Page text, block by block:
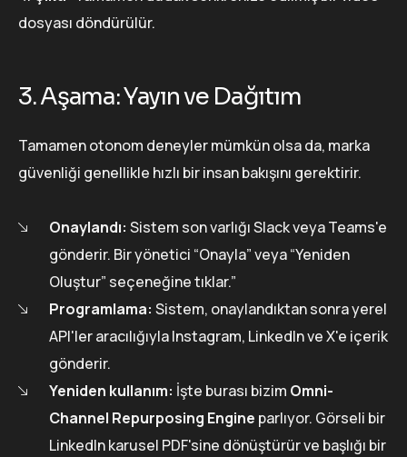
dosyası döndürülür.
3. Aşama: Yayın ve Dağıtım
Tamamen otonom deneyler mümkün olsa da, marka
güvenliği genellikle hızlı bir insan bakışını gerektirir.
Onaylandı: Sistem son varlığı Slack veya Teams'e
gönderir. Bir yönetici “Onayla” veya “Yeniden
Oluştur” seçeneğine tıklar.”
Programlama: Sistem, onaylandıktan sonra yerel
API'ler aracılığıyla Instagram, LinkedIn ve X'e içerik
gönderir.
Yeniden kullanım: İşte burası bizim Omni-
Channel Repurposing Engine parlıyor. Görseli bir
LinkedIn karusel PDF'sine dönüştürür ve başlığı bir